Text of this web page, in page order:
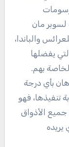
لسوبر مان
والباندا،
يفضلها
بهم.
بأي درجة
تنفيذها، فهو
الأذواق
يريده